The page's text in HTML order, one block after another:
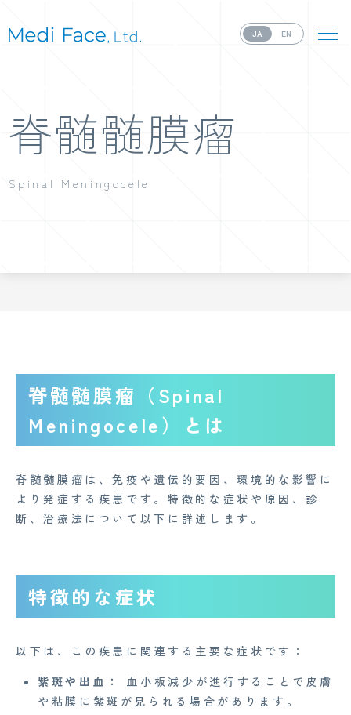
脊髄髄膜瘤
Spinal Meningocele
脊髄髄膜瘤（Spinal
Meningocele）とは
脊髄髄膜瘤は、免疫や遺伝的要因、環境的な影響に
より発症する疾患です。特徴的な症状や原因、診
断、治療法について以下に詳述します。
特徴的な症状
以下は、この疾患に関連する主要な症状です：
紫斑や出血：
血小板減少が進行することで皮膚
や粘膜に紫斑が見られる場合があります。
JA EN